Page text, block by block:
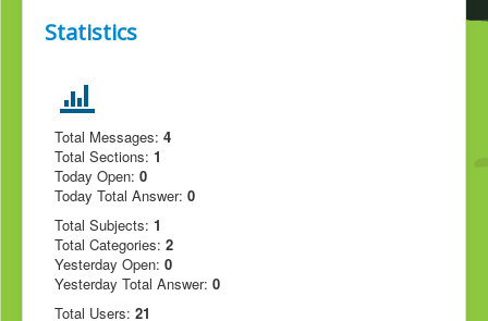
Statistics
Total Messages: 4
Total Sections: 1
Today Open: 0
Today Total Answer: 0
Total Subjects: 1
Total Categories: 2
Yesterday Open: 0
Yesterday Total Answer: 0
Total Users: 21